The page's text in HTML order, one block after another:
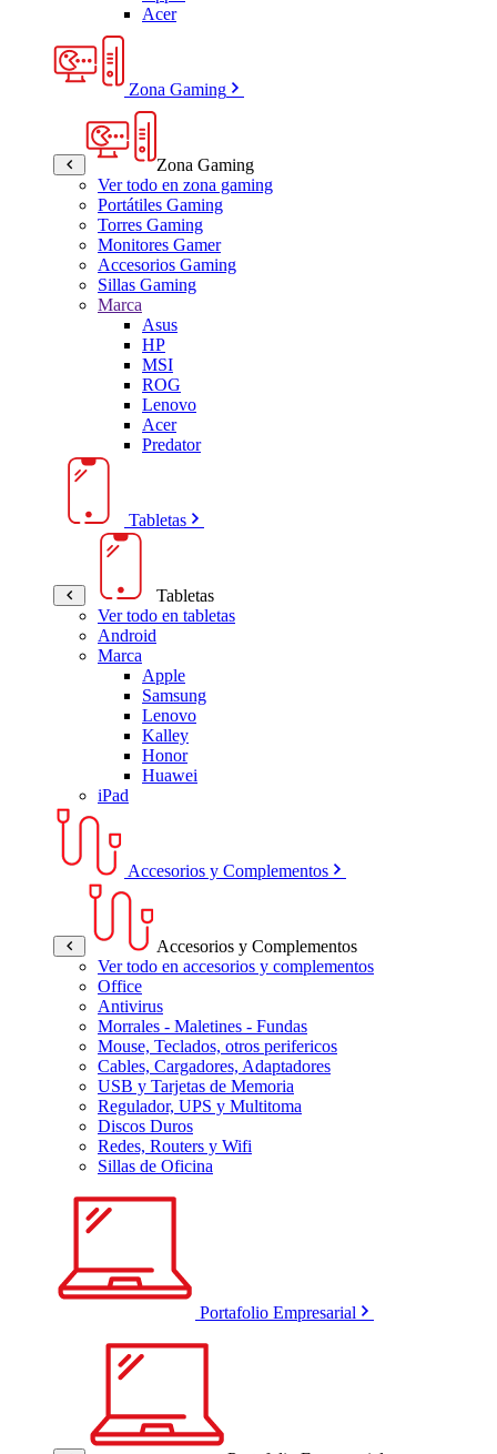
Acer
Zona Gaming
Zona Gaming
Ver todo en zona gaming
Portátiles Gaming
Torres Gaming
Monitores Gamer
Accesorios Gaming
Sillas Gaming
Marca
Asus
HP
MSI
ROG
Lenovo
Acer
Predator
Tabletas
Tabletas
Ver todo en tabletas
Android
Marca
Apple
Samsung
Lenovo
Kalley
Honor
Huawei
iPad
Accesorios y Complementos
Accesorios y Complementos
Ver todo en accesorios y complementos
Office
Antivirus
Morrales - Maletines - Fundas
Mouse, Teclados, otros perifericos
Cables, Cargadores, Adaptadores
USB y Tarjetas de Memoria
Regulador, UPS y Multitoma
Discos Duros
Redes, Routers y Wifi
Sillas de Oficina
Portafolio Empresarial